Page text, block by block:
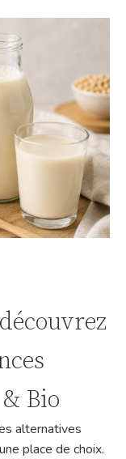
Bio
alternatives
place de choix.